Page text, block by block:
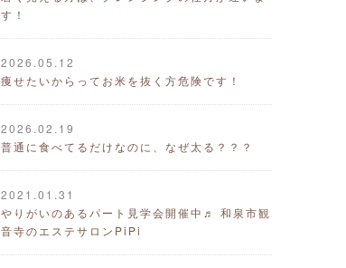
す！
2026.05.12
痩せたいからってお米を抜く方危険です！
2026.02.19
普通に食べてるだけなのに、なぜ太る？？？
2021.01.31
やりがいのあるパート見学会開催中♬ 和泉市観
音寺のエステサロンPiPi